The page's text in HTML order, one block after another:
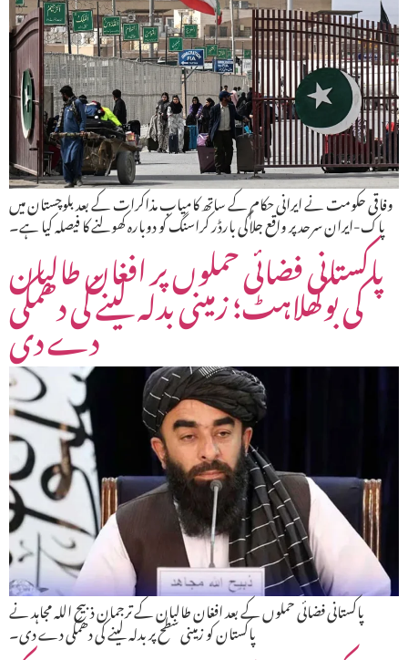
وفاقی حکومت نے ایرانی حکام کے ساتھ کامیاب مذاکرات کے بعد بلوچستان میں
پاک-ایران سرحد پر واقع جلاگی بارڈر کراسنگ کو دوبارہ کھولنے کا فیصلہ کیا ہے۔
پاکستانی فضائی حملوں پر افغان طالبان
کی بوکھلاہٹ؛ زمینی بدلہ لینے کی دھمکی
دے دی
پاکستانی فضائی حملوں کے بعد افغان طالبان کے ترجمان ذبیح اللہ مجاہد نے
پاکستان کو زمینی سطح پر بدلہ لینے کی دھمکی دے دی۔